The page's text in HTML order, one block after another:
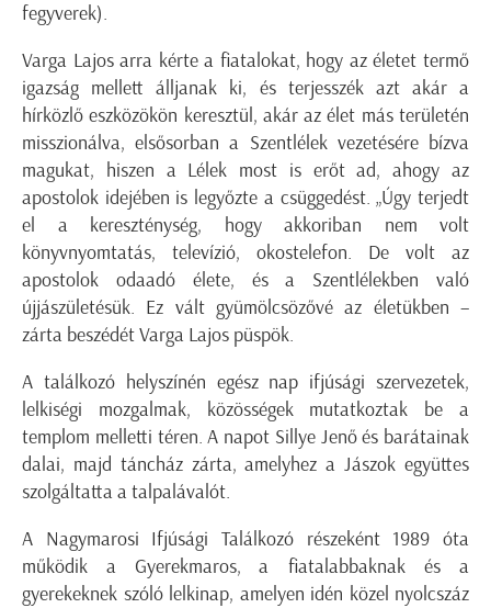
fegyverek).
Varga Lajos arra kérte a fiatalokat, hogy az életet termő
igazság mellett álljanak ki, és terjesszék azt akár a
hírközlő eszközökön keresztül, akár az élet más területén
misszionálva, elsősorban a Szentlélek vezetésére bízva
magukat, hiszen a Lélek most is erőt ad, ahogy az
apostolok idejében is legyőzte a csüggedést. „Úgy terjedt
el a kereszténység, hogy akkoriban nem volt
könyvnyomtatás, televízió, okostelefon. De volt az
apostolok odaadó élete, és a Szentlélekben való
újjászületésük. Ez vált gyümölcsözővé az életükben –
zárta beszédét Varga Lajos püspök.
A találkozó helyszínén egész nap ifjúsági szervezetek,
lelkiségi mozgalmak, közösségek mutatkoztak be a
templom melletti téren. A napot Sillye Jenő és barátainak
dalai, majd táncház zárta, amelyhez a Jászok együttes
szolgáltatta a talpalávalót.
A Nagymarosi Ifjúsági Találkozó részeként 1989 óta
működik a Gyerekmaros, a fiatalabbaknak és a
gyerekeknek szóló lelkinap, amelyen idén közel nyolcszáz